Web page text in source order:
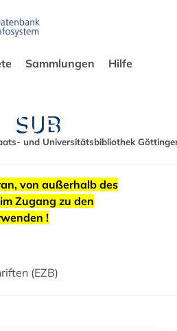
Sammlungen Hilfe
und Universitätsbibliothek
von außerhalb des
Zugang zu den
!
(EZB)